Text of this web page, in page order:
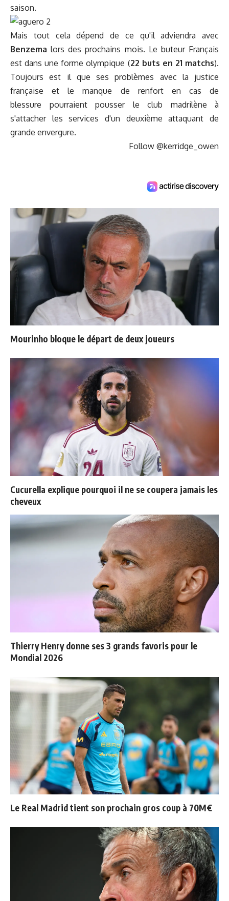
saison.
Mais tout cela dépend de ce qu'il adviendra avec
Benzema lors des prochains mois. Le buteur Français
est dans une forme olympique (22 buts en 21 matchs).
Toujours est il que ses problèmes avec la justice
française et le manque de renfort en cas de
blessure pourraient pousser le club madrilène à
s'attacher les services d'un deuxième attaquant de
grande envergure.
Follow @kerridge_owen
Mourinho bloque le départ de deux joueurs
Cucurella explique pourquoi il ne se coupera jamais les
cheveux
Thierry Henry donne ses 3 grands favoris pour le
Mondial 2026
Le Real Madrid tient son prochain gros coup à 70M€